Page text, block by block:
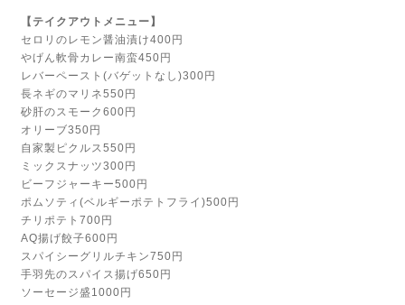
【テイクアウトメニュー】
セロリのレモン醤油漬け400円
やげん軟骨カレー南蛮450円
レバーペースト(バゲットなし)300円
長ネギのマリネ550円
砂肝のスモーク600円
オリーブ350円
自家製ピクルス550円
ミックスナッツ300円
ビーフジャーキー500円
ポムソティ(ベルギーポテトフライ)500円
チリポテト700円
AQ揚げ餃子600円
スパイシーグリルチキン750円
手羽先のスパイス揚げ650円
ソーセージ盛1000円